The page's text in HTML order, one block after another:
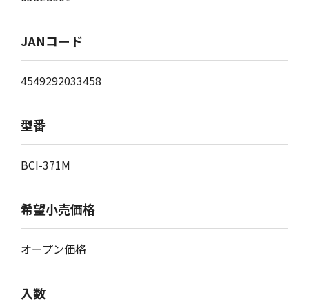
JANコード
4549292033458
型番
BCI-371M
希望小売価格
オープン価格
入数